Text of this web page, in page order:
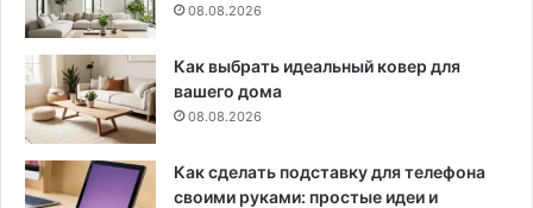
08.08.2026
Как выбрать идеальный ковер для
вашего дома
08.08.2026
Как сделать подставку для телефона
своими руками: простые идеи и